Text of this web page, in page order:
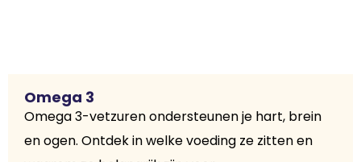
Omega 3
Omega 3-vetzuren ondersteunen je hart, brein
en ogen. Ontdek in welke voeding ze zitten en